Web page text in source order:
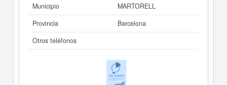
Municipio
MARTORELL
Provincia
Barcelona
Otros teléfonos